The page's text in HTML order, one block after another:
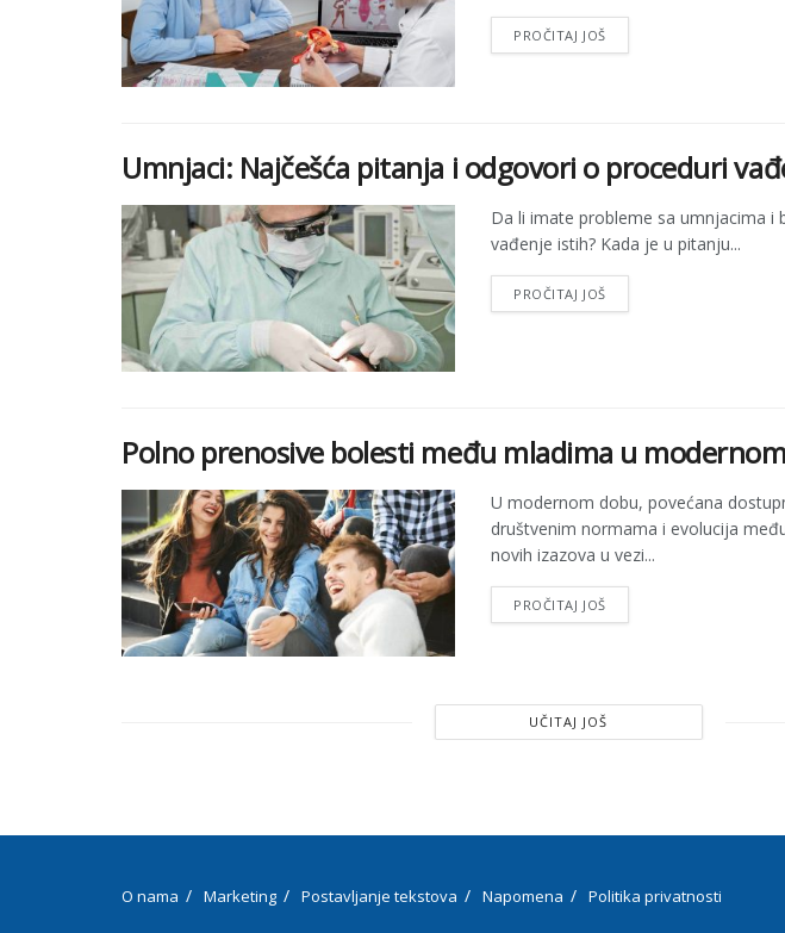
PROČITAJ JOŠ
Umnjaci: Najčešća pitanja i odgovori o proceduri
Da li imate probleme sa umnjacima i
vađenje istih? Kada je u pitanju...
PROČITAJ JOŠ
Polno prenosive bolesti među mladima u
U modernom dobu, povećana
društvenim normama i evolucija
novih izazova u vezi...
PROČITAJ JOŠ
UČITAJ JOŠ
O nama Marketing Postavljanje tekstova Napomena Politika privatnosti